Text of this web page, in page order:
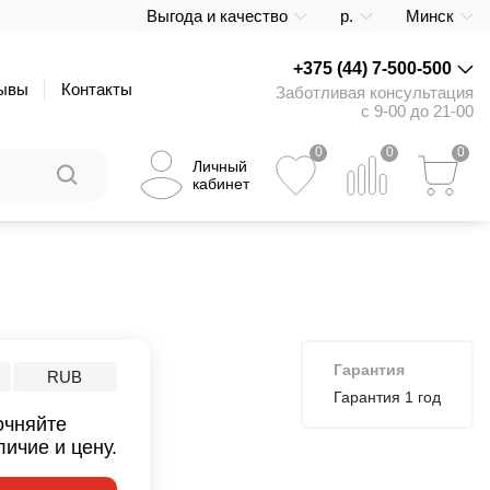
Выгода и качество р. Минск
Контакты
+375 (44) 7-500-500
Заботливая консультация
с 9-00 до 21-00
Личный
кабинет
0 0 0
RUB
и цену.
Гарантия
Гарантия 1 год